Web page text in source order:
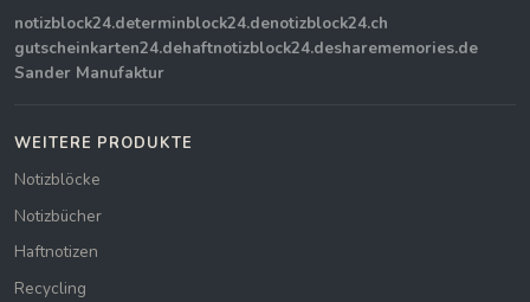
notizblock24.determinblock24.denotizblock24.ch
gutscheinkarten24.dehaftnotizblock24.desharememories.de
Sander Manufaktur
WEITERE PRODUKTE
Notizblöcke
Notizbücher
Haftnotizen
Recycling